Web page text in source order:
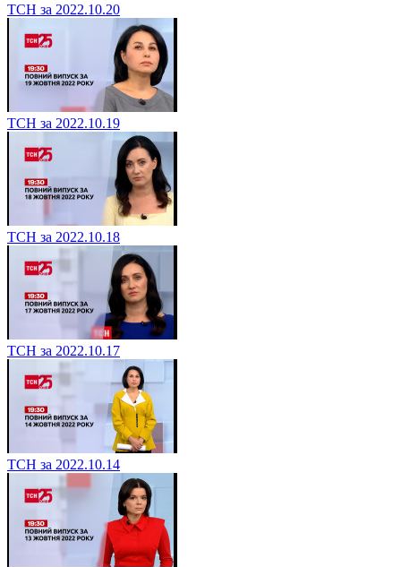
ТСН за 2022.10.20
ТСН за 2022.10.19
ТСН за 2022.10.18
ТСН за 2022.10.17
ТСН за 2022.10.14